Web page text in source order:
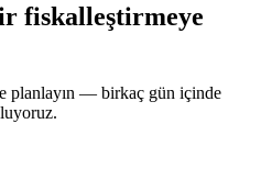
fiskalleştirmeye
planlayın — birkaç gün içinde